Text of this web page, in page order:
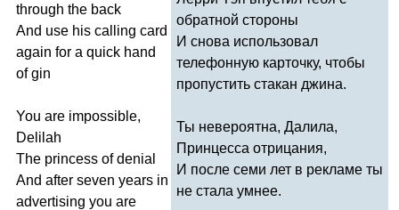
through the back
And use his calling card
again for a quick hand
of gin
You are impossible,
Delilah
The princess of denial
And after seven years in
advertising you are
обратной стороны
И снова использовал
телефонную карточку, чтобы
пропустить стакан джина.
Ты невероятна, Далила,
Принцесса отрицания,
И после семи лет в рекламе ты
не стала умнее.